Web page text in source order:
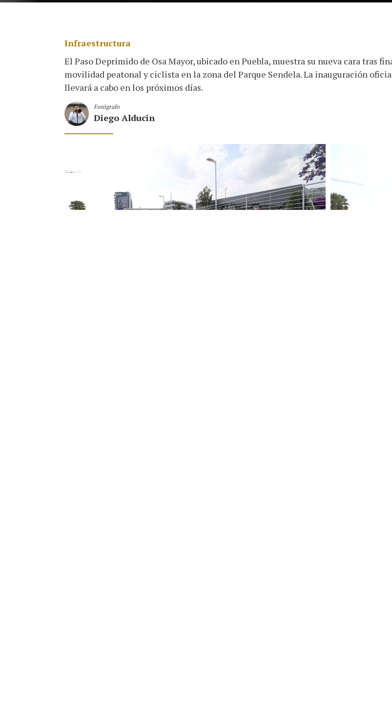
Infraestructura
El Paso Deprimido de Osa Mayor, ubicado en Puebla, muestra su nueva cara tras
movilidad peatonal y ciclista en la zona del Parque Sendela. La inauguración
llevará a cabo en los próximos días.
Fotógrafo
Diego Alducin